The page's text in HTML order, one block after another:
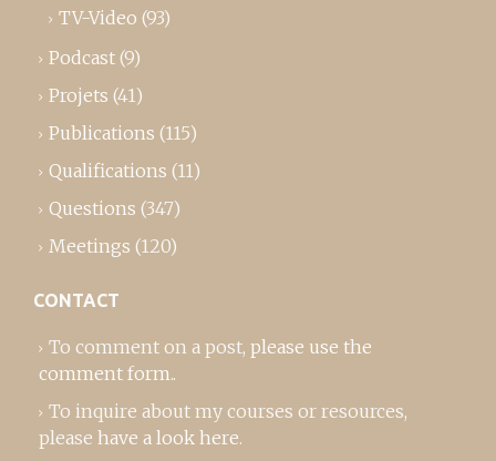
TV-Video (93)
Podcast (9)
Projets (41)
Publications (115)
Qualifications (11)
Questions (347)
Meetings (120)
CONTACT
To comment on a post, please use the
comment form..
To inquire about my courses or resources,
please have a look here.